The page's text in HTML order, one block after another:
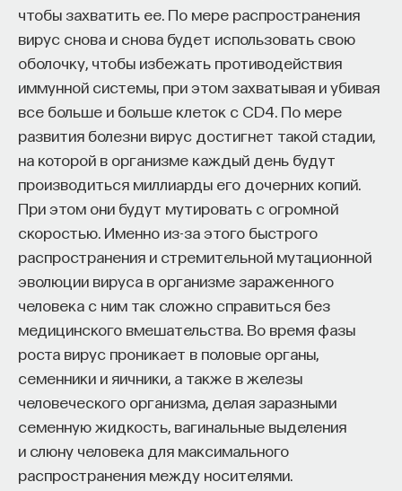
чтобы захватить ее. По мере распространения
вирус снова и снова будет использовать свою
оболочку, чтобы избежать противодействия
иммунной системы, при этом захватывая и убивая
все больше и больше клеток с CD4. По мере
развития болезни вирус достигнет такой стадии,
на которой в организме каждый день будут
производиться миллиарды его дочерних копий.
При этом они будут мутировать с огромной
скоростью. Именно из-за этого быстрого
распространения и стремительной мутационной
эволюции вируса в организме зараженного
человека с ним так сложно справиться без
медицинского вмешательства. Во время фазы
роста вирус проникает в половые органы,
семенники и яичники, а также в железы
человеческого организма, делая заразными
семенную жидкость, вагинальные выделения
и слюну человека для максимального
распространения между носителями.